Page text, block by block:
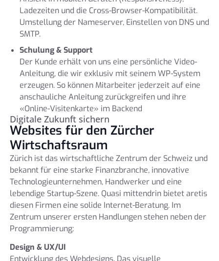
Ladezeiten und die Cross-Browser-Kompatibilität.
Umstellung der Nameserver, Einstellen von DNS und
SMTP.
Schulung & Support
Der Kunde erhält von uns eine persönliche Video-
Anleitung, die wir exklusiv mit seinem WP-System
erzeugen. So können Mitarbeiter jederzeit auf eine
anschauliche Anleitung zurückgreifen und ihre
«Online-Visitenkarte» im Backend
Digitale Zukunft sichern
Websites für den Zürcher
Wirtschaftsraum
Zürich ist das wirtschaftliche Zentrum der Schweiz und
bekannt für eine starke Finanzbranche, innovative
Technologieunternehmen, Handwerker und eine
lebendige Startup-Szene. Quasi mittendrin bietet aretis
diesen Firmen eine solide Internet-Beratung. Im
Zentrum unserer ersten Handlungen stehen neben der
Programmierung:
Design & UX/UI